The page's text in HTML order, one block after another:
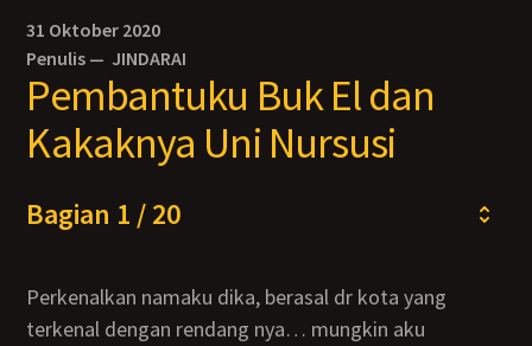
31 Oktober 2020
Penulis — JINDARAI
Pembantuku Buk El dan
Kakaknya Uni Nursusi
Bagian 1 / 20
perkenalkan namaku dika, berasal dr kota yang
terkenal dengan rendang nya… mungkin aku